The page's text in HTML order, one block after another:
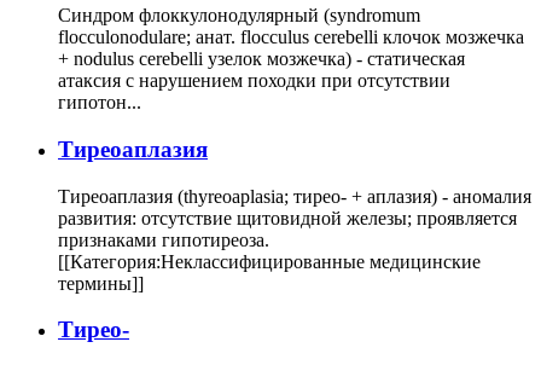
Синдром флоккулонодулярный (syndromum
flocculonodulare; анат. flocculus cerebelli клочок мозжечка
+ nodulus cerebelli узелок мозжечка) - статическая
атаксия с нарушением походки при отсутствии
гипотон...
Тиреоаплазия
Тиреоаплазия (thyreoaplasia; тирео- + аплазия) - аномалия
развития: отсутствие щитовидной железы; проявляется
признаками гипотиреоза.
[[Категория:Неклассифицированные медицинские
термины]]
Тирео-